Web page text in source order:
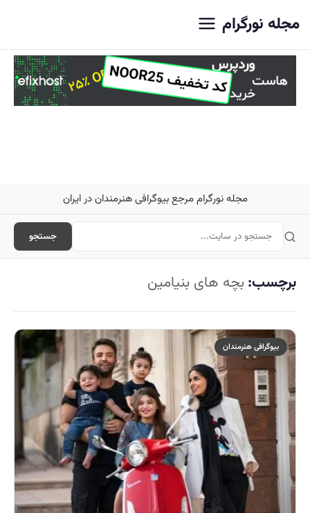
مجله نورگرام
مجله نورگرام مرجع بیوگرافی هنرمندان در ایران
جستجو
برچسب: بچه های بنیامین
بیوگرافی هنرمندان